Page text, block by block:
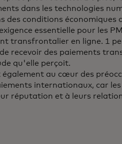
dans les technologies
des conditions économiques
essentielle pour les
transfrontalier en ligne. 1
recevoir des paiements
qu'elle perçoit.
au cœur des
internationaux, car
réputation et à leurs